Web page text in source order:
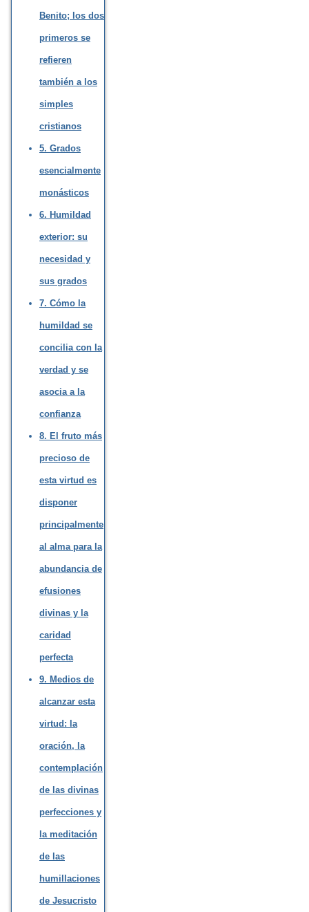
Benito; los dos
primeros se
refieren
también a los
simples
cristianos
5. Grados
esencialmente
monásticos
6. Humildad
exterior: su
necesidad y
sus grados
7. Cómo la
humildad se
concilia con la
verdad y se
asocia a la
confianza
8. El fruto más
precioso de
esta virtud es
disponer
principalmente
al alma para la
abundancia de
efusiones
divinas y la
caridad
perfecta
9. Medios de
alcanzar esta
virtud: la
oración, la
contemplación
de las divinas
perfecciones y
la meditación
de las
humillaciones
de Jesucristo